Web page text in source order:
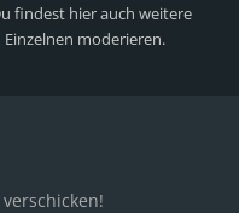
findest hier auch weitere
moderieren.